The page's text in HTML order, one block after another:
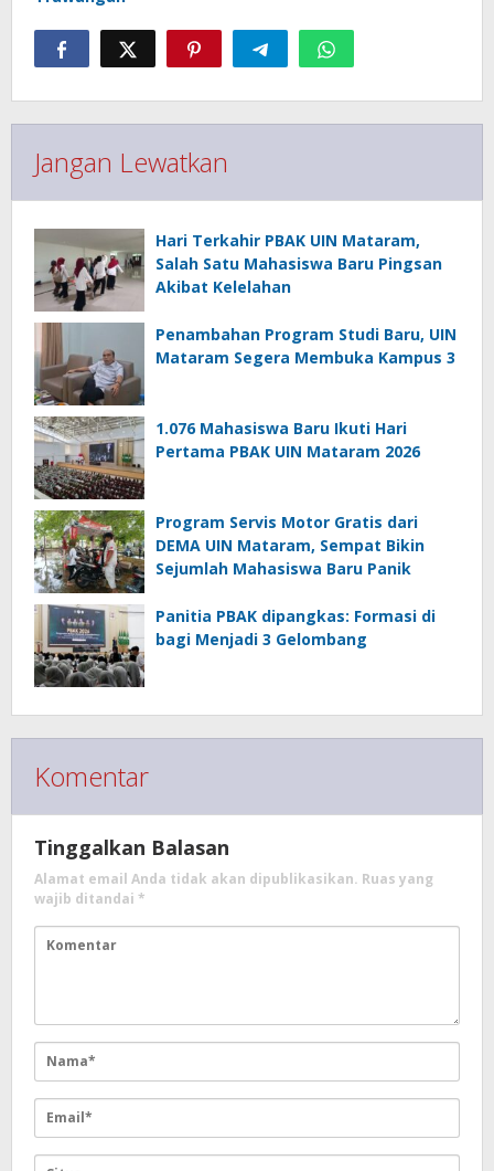
Jangan Lewatkan
Hari Terkahir PBAK UIN Mataram,
Salah Satu Mahasiswa Baru Pingsan
Akibat Kelelahan
Penambahan Program Studi Baru, UIN
Mataram Segera Membuka Kampus 3
1.076 Mahasiswa Baru Ikuti Hari
Pertama PBAK UIN Mataram 2026
Program Servis Motor Gratis dari
DEMA UIN Mataram, Sempat Bikin
Sejumlah Mahasiswa Baru Panik
Panitia PBAK dipangkas: Formasi di
bagi Menjadi 3 Gelombang
Komentar
Tinggalkan Balasan
Alamat email Anda tidak akan dipublikasikan. Ruas yang
wajib ditandai *